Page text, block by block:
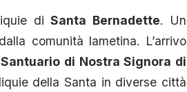
diSanta Bernadette. Un
comunità lametina. L’arrivo
Santuario di Nostra Signora di
della Santa in diverse città